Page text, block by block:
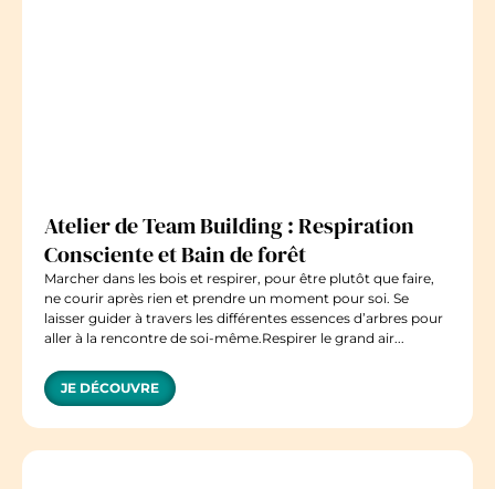
Atelier de Team Building : Respiration
Consciente et Bain de forêt
Marcher dans les bois et respirer, pour être plutôt que faire,
ne courir après rien et prendre un moment pour soi. Se
laisser guider à travers les différentes essences d’arbres pour
aller à la rencontre de soi-même.Respirer le grand air...
JE DÉCOUVRE